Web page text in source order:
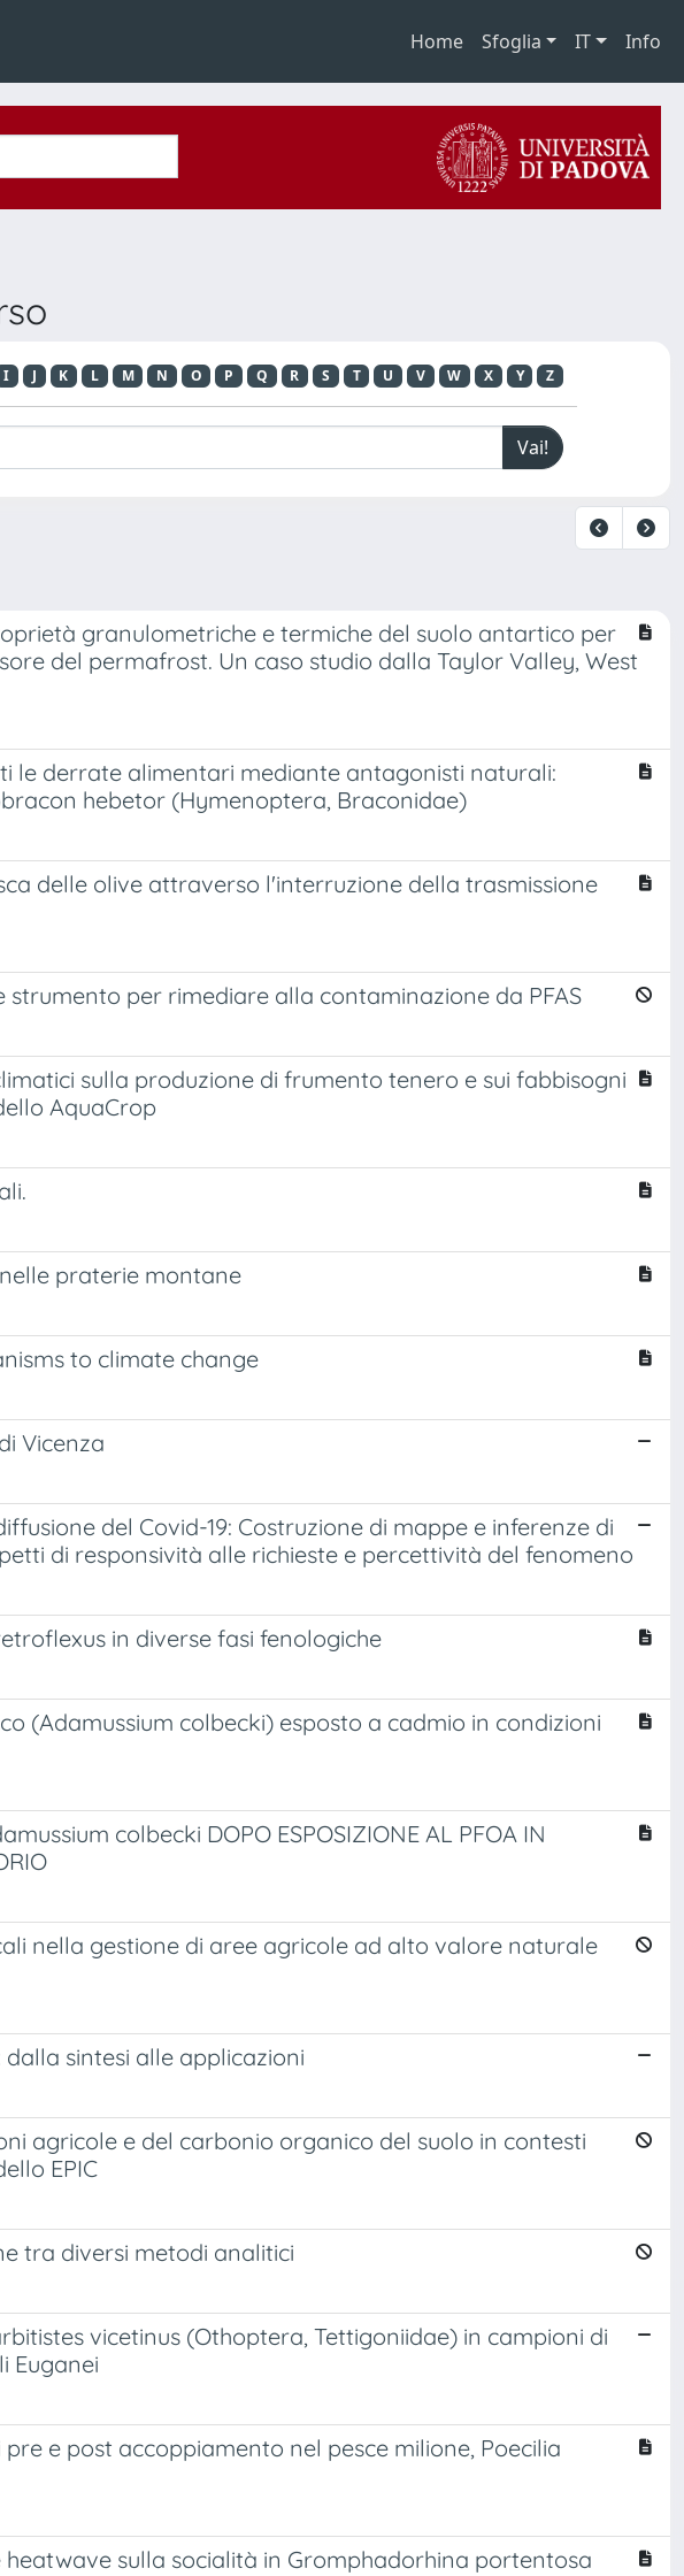
Home Sfoglia IT Info
I J K L M N O P Q R S T U V W X Y Z
granulometriche e termiche del suolo antartico per
del permafrost. Un caso studio dalla Taylor Valley, West
le derrate alimentari mediante antagonisti naturali:
hebetor (Hymenoptera, Braconidae)
delle olive attraverso l'interruzione della trasmissione
per rimediare alla contaminazione da PFAS
sulla produzione di frumento tenero e sui fabbisogni
AquaCrop
praterie montane
to climate change
Vicenza
del Covid-19: Costruzione di mappe e inferenze di
di responsività alle richieste e percettività del fenomeno
in diverse fasi fenologiche
(Adamussium colbecki) esposto a cadmio in condizioni
colbecki DOPO ESPOSIZIONE AL PFOA IN
nella gestione di aree agricole ad alto valore naturale
sintesi alle applicazioni
agricole e del carbonio organico del suolo in contesti
EPIC
tra diversi metodi analitici
vicetinus (Othoptera, Tettigoniidae) in campioni di
Euganei
e post accoppiamento nel pesce milione, Poecilia
sulla socialità in Gromphadorhina portentosa